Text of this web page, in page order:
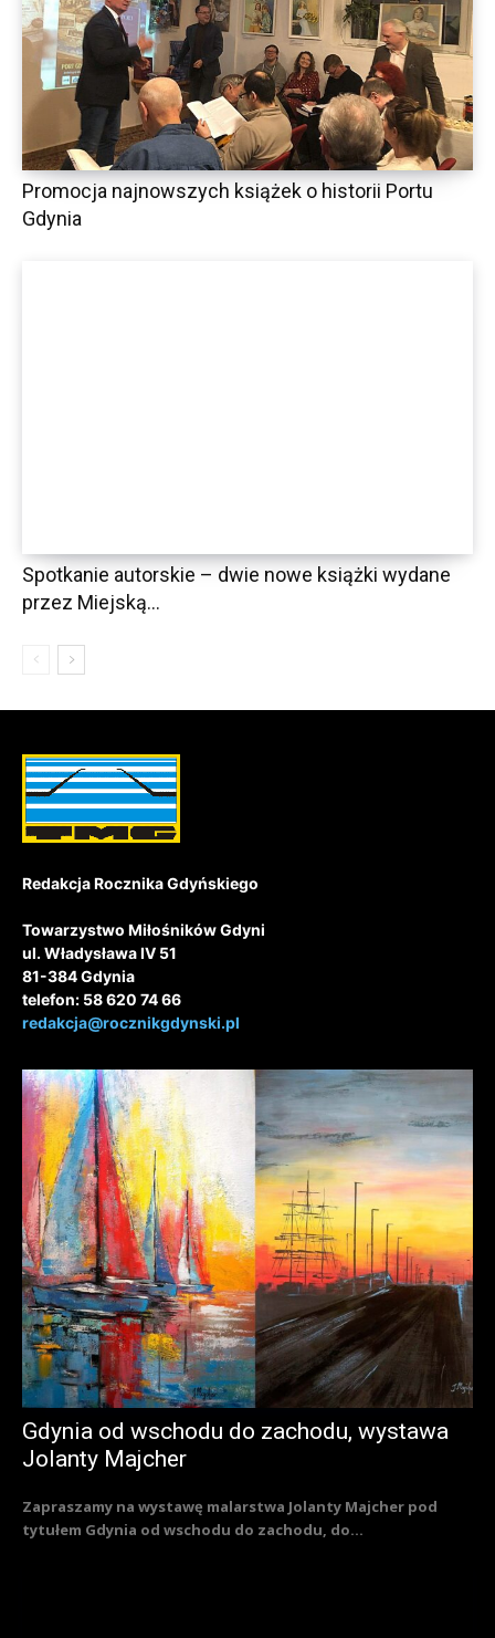
Promocja najnowszych książek o historii Portu
Gdynia
Spotkanie autorskie – dwie nowe książki wydane
przez Miejską...
Redakcja Rocznika Gdyńskiego
Towarzystwo Miłośników Gdyni
ul. Władysława IV 51
81-384 Gdynia
telefon: 58 620 74 66
redakcja@rocznikgdynski.pl
Gdynia od wschodu do zachodu, wystawa
Jolanty Majcher
Zapraszamy na wystawę malarstwa Jolanty Majcher pod
tytułem Gdynia od wschodu do zachodu, do...